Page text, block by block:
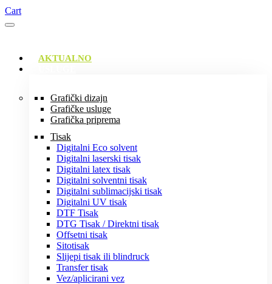
Cart
AKTUALNO
Grafički dizajn
Grafičke usluge
Grafička priprema
Tisak
Digitalni Eco solvent
Digitalni laserski tisak
Digitalni latex tisak
Digitalni solventni tisak
Digitalni sublimacijski tisak
Digitalni UV tisak
DTF Tisak
DTG Tisak / Direktni tisak
Offsetni tisak
Sitotisak
Slijepi tisak ili blindruck
Transfer tisak
Vez/aplicirani vez